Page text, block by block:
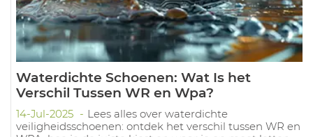
Waterdichte Schoenen: Wat Is het
Verschil Tussen WR en Wpa?
14-Jul-2025
Lees alles over waterdichte
veiligheidsschoenen: ontdek het verschil tussen WR en